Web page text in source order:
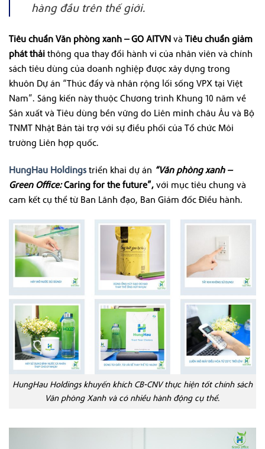
hàng đầu trên thế giới.
Tiêu chuẩn Văn phòng xanh – GO AITVN và Tiêu chuẩn giảm
phát thải thông qua thay đổi hành vi của nhân viên và chính
sách tiêu dùng của doanh nghiệp được xây dựng trong
khuôn Dự án “Thúc đẩy và nhân rộng lối sống VPX tại Việt
Nam”. Sáng kiến này thuộc Chương trình Khung 10 năm về
Sản xuất và Tiêu dùng bền vững do Liên minh châu Âu và Bộ
TNMT Nhật Bản tài trợ với sự điều phối của Tổ chức Môi
trường Liên hợp quốc.
HungHau Holdings triển khai dự án “Văn phòng xanh –
Green Office:Caring for the future”, với mục tiêu chung và
cam kết cụ thể từ Ban Lãnh đạo, Ban Giám đốc Điều hành.
HungHau Holdings khuyến khích CB-CNV thực hiện tốt chính sách
Văn phòng Xanh và có nhiều hành động cụ thể.